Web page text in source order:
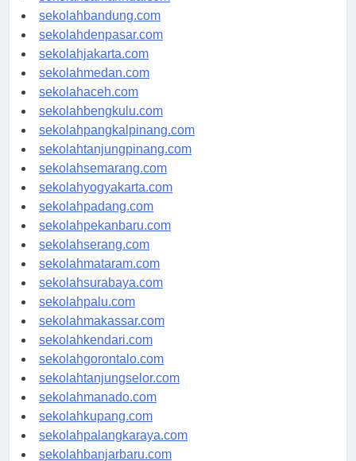
sekolahsamarinda.com
sekolahbandung.com
sekolahdenpasar.com
sekolahjakarta.com
sekolahmedan.com
sekolahaceh.com
sekolahbengkulu.com
sekolahpangkalpinang.com
sekolahtanjungpinang.com
sekolahsemarang.com
sekolahyogyakarta.com
sekolahpadang.com
sekolahpekanbaru.com
sekolahserang.com
sekolahmataram.com
sekolahsurabaya.com
sekolahpalu.com
sekolahmakassar.com
sekolahkendari.com
sekolahgorontalo.com
sekolahtanjungselor.com
sekolahmanado.com
sekolahkupang.com
sekolahpalangkaraya.com